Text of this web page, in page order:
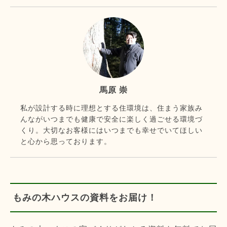
馬原 崇
私が設計する時に理想とする住環境は、住まう家族み
んながいつまでも健康で安全に楽しく過ごせる環境づ
くり。大切なお客様にはいつまでも幸せでいてほしい
と心から思っております。
もみの木ハウスの資料をお届け！